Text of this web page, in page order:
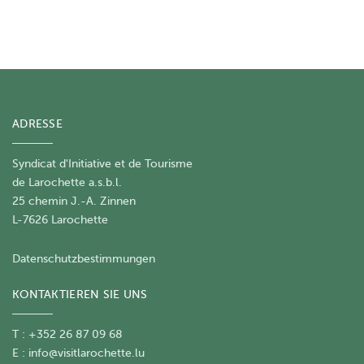
ADRESSE
Syndicat d'Initiative et de Tourisme
de Larochette a.s.b.l.
25 chemin J.-A. Zinnen
L-7626 Larochette
Datenschutzbestimmungen
KONTAKTIEREN SIE UNS
T : +352 26 87 09 68
E : info@visitlarochette.lu